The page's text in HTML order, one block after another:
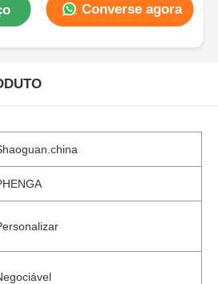
Converse agora